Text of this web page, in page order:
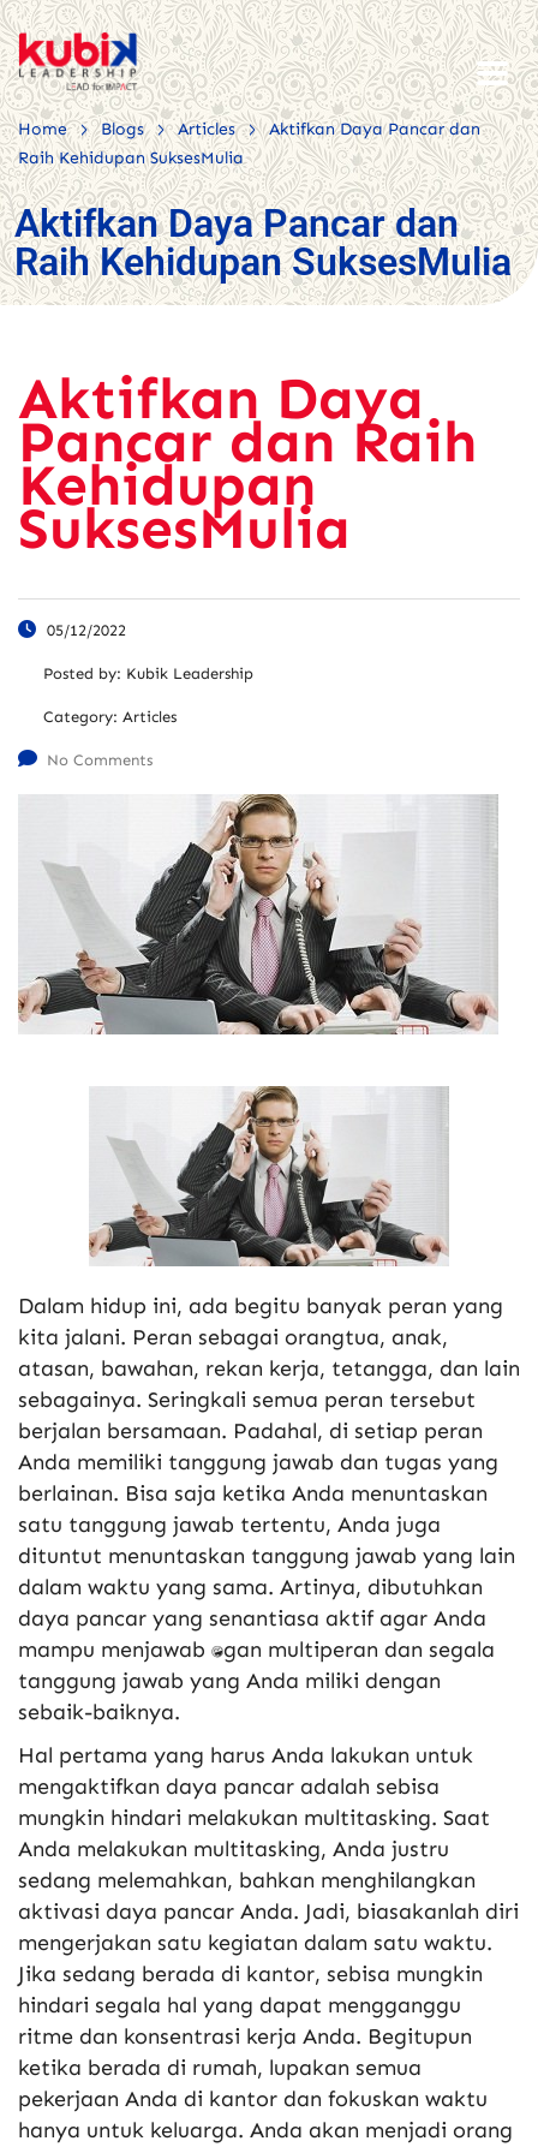
Home > Blogs > Articles >
Aktifkan Daya Pancar dan
Raih Kehidupan SuksesMulia
Aktifkan Daya Pancar dan
Raih Kehidupan SuksesMulia
Aktifkan Daya
Pancar dan Raih
Kehidupan
SuksesMulia
05/12/2022
Posted by: Kubik Leadership
Category: Articles
No Comments
Dalam hidup ini, ada begitu banyak peran yang
kita jalani. Peran sebagai orangtua, anak,
atasan, bawahan, rekan kerja, tetangga, dan lain
sebagainya. Seringkali semua peran tersebut
berjalan bersamaan. Padahal, di setiap peran
Anda memiliki tanggung jawab dan tugas yang
berlainan. Bisa saja ketika Anda menuntaskan
satu tanggung jawab tertentu, Anda juga
dituntut menuntaskan tanggung jawab yang lain
dalam waktu yang sama. Artinya, dibutuhkan
daya pancar yang senantiasa aktif agar Anda
mampu menjawab tantangan multiperan dan segala
tanggung jawab yang Anda miliki dengan
sebaik-baiknya.
Hal pertama yang harus Anda lakukan untuk
mengaktifkan daya pancar adalah sebisa
mungkin hindari melakukan multitasking. Saat
Anda melakukan multitasking, Anda justru
sedang melemahkan, bahkan menghilangkan
aktivasi daya pancar Anda. Jadi, biasakanlah diri
mengerjakan satu kegiatan dalam satu waktu.
Jika sedang berada di kantor, sebisa mungkin
hindari segala hal yang dapat mengganggu
ritme dan konsentrasi kerja Anda. Begitupun
ketika berada di rumah, lupakan semua
pekerjaan Anda di kantor dan fokuskan waktu
hanya untuk keluarga. Anda akan menjadi orang